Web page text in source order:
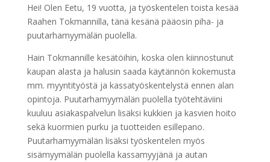
Hei! Olen Eetu, 19 vuotta, ja työskentelen toista kesää
Raahen Tokmannilla, tänä kesänä pääosin piha- ja
puutarhamyymälän puolella.
Hain Tokmannille kesätöihin, koska olen kiinnostunut
kaupan alasta ja halusin saada käytännön kokemusta
mm. myyntityöstä ja kassatyöskentelystä ennen alan
opintoja. Puutarhamyymälän puolella työtehtäviini
kuuluu asiakaspalvelun lisäksi kukkien ja kasvien hoito
sekä kuormien purku ja tuotteiden esillepano.
Puutarhamyymälän lisäksi työskentelen myös
sisämyymälän puolella kassamyyjänä ja autan